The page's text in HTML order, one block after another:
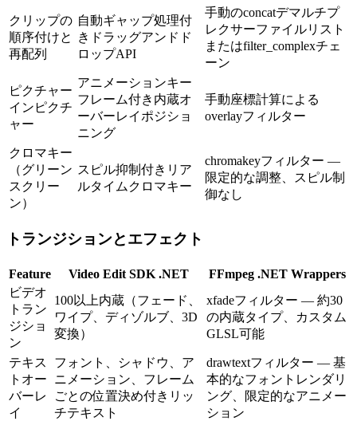
クリップの
順序付けと
再配列
自動ギャップ処理付
きドラッグアンドド
ロップAPI
手動のconcatデマルチプ
レクサーファイルリスト
またはfilter_complexチェ
ーン
ピクチャー
インピクチ
ャー
アニメーションキー
フレーム付き内蔵オ
ーバーレイポジショ
ニング
手動座標計算による
overlayフィルター
クロマキー
（グリーン
スクリー
ン）
スピル抑制付きリア
ルタイムクロマキー
chromakeyフィルター —
限定的な調整、スピル制
御なし
トランジションとエフェクト
Feature Video Edit SDK .NET
FFmpeg .NET Wrappers
ビデオ
トラン
ジショ
ン
100以上内蔵（フェード、
ワイプ、ディゾルブ、3D
変換）
xfadeフィルター — 約30
の内蔵タイプ、カスタム
GLSL可能
テキス
トオー
バーレ
イ
フォント、シャドウ、ア
ニメーション、フレーム
ごとの位置決め付きリッ
チテキスト
drawtextフィルター — 基
本的なフォントレンダリ
ング、限定的なアニメー
ション